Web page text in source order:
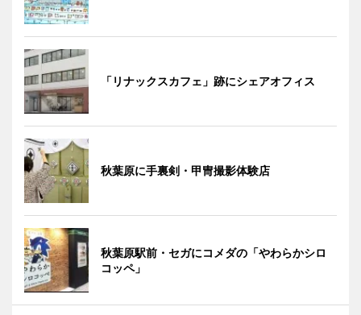
「リナックスカフェ」跡にシェアオフィス
秋葉原に手裏剣・甲冑撮影体験店
秋葉原駅前・セガにコメダの「やわらかシロ
コッペ」